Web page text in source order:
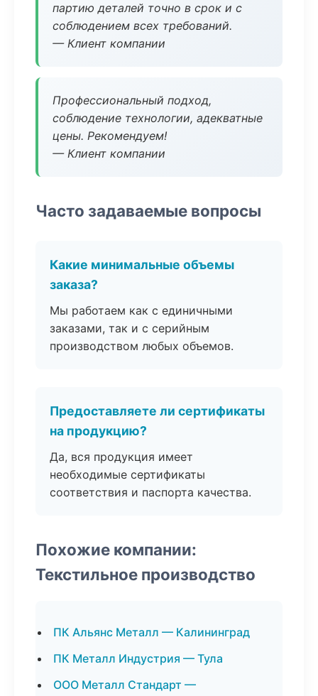
партию деталей точно в срок и с
соблюдением всех требований.
— Клиент компании
Профессиональный подход,
соблюдение технологии, адекватные
цены. Рекомендуем!
— Клиент компании
Часто задаваемые вопросы
Какие минимальные объемы
заказа?
Мы работаем как с единичными
заказами, так и с серийным
производством любых объемов.
Предоставляете ли сертификаты
на продукцию?
Да, вся продукция имеет
необходимые сертификаты
соответствия и паспорта качества.
Похожие компании:
Текстильное производство
ПК Альянс Металл — Калининград
ПК Металл Индустрия — Тула
ООО Металл Стандарт —